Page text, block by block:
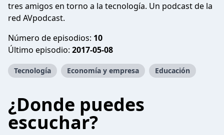
tres amigos en torno a la tecnología. Un podcast de la
red AVpodcast.
Número de episodios: 10
Último episodio: 2017-05-08
Tecnología Economía y empresa Educación
¿Donde puedes
escuchar?